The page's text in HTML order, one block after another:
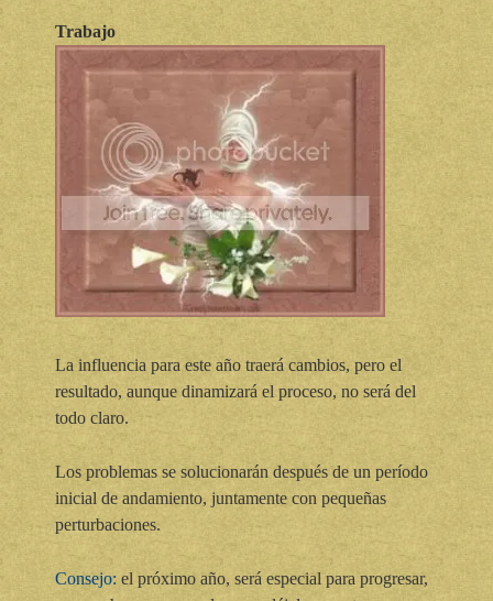
Trabajo
La influencia para este año traerá cambios, pero el
resultado, aunque dinamizará el proceso, no será del
todo claro.
Los problemas se solucionarán después de un período
inicial de andamiento, juntamente con pequeñas
perturbaciones.
Consejo: el próximo año, será especial para progresar,